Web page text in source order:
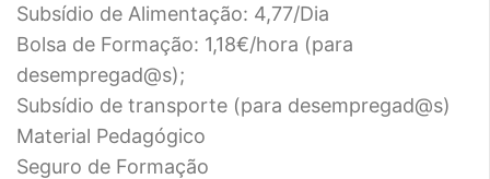
Subsídio de Alimentação: 4,77/Dia
Bolsa de Formação: 1,18€/hora (para
desempregad@s);
Subsídio de transporte (para desempregad@s)
Material Pedagógico
Seguro de Formação